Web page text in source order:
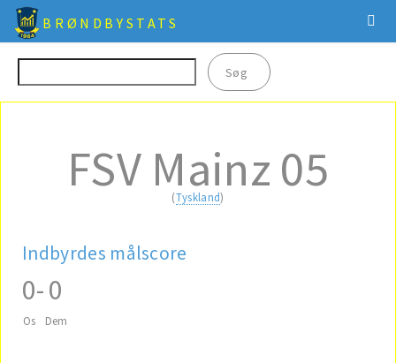
BRØNDBYSTATS
FSV Mainz 05
(Tyskland)
Indbyrdes målscore
0
Os
-0
Dem